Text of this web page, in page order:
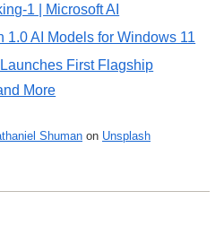
1 | Microsoft AI
1.0 AI Models for Windows 11
First Flagship
More
Shuman on Unsplash